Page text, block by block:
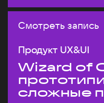
Смотреть запись
Продукт UX&UI
Wizard of
сложные